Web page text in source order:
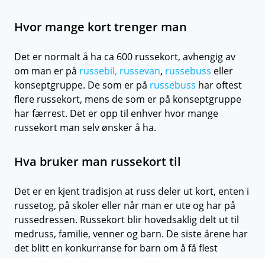
Hvor mange kort trenger man
Det er normalt å ha ca 600 russekort, avhengig av
om man er på russebil, russevan, russebuss eller
konseptgruppe. De som er på russebuss har oftest
flere russekort, mens de som er på konseptgruppe
har færrest. Det er opp til enhver hvor mange
russekort man selv ønsker å ha.
Hva bruker man russekort til
Det er en kjent tradisjon at russ deler ut kort, enten i
russetog, på skoler eller når man er ute og har på
russedressen. Russekort blir hovedsaklig delt ut til
medruss, familie, venner og barn. De siste årene har
det blitt en konkurranse for barn om å få flest